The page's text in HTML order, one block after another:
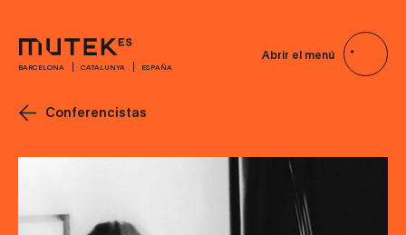
BARCELONA CATALUNYA ESPAÑA
Abrir el menú
Conferencistas